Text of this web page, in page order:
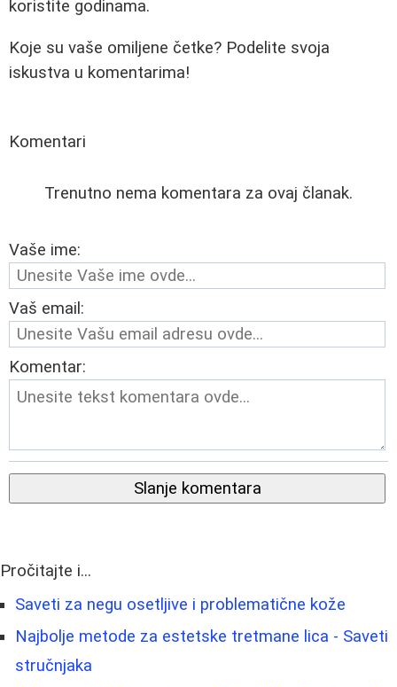
koristite godinama.
Koje su vaše omiljene četke? Podelite svoja
iskustva u komentarima!
Komentari
Trenutno nema komentara za ovaj članak.
Vaše ime:
Vaš email:
Komentar:
Slanje komentara
Pročitajte i...
Saveti za negu osetljive i problematične kože
Najbolje metode za estetske tretmane lica - Saveti
stručnjaka